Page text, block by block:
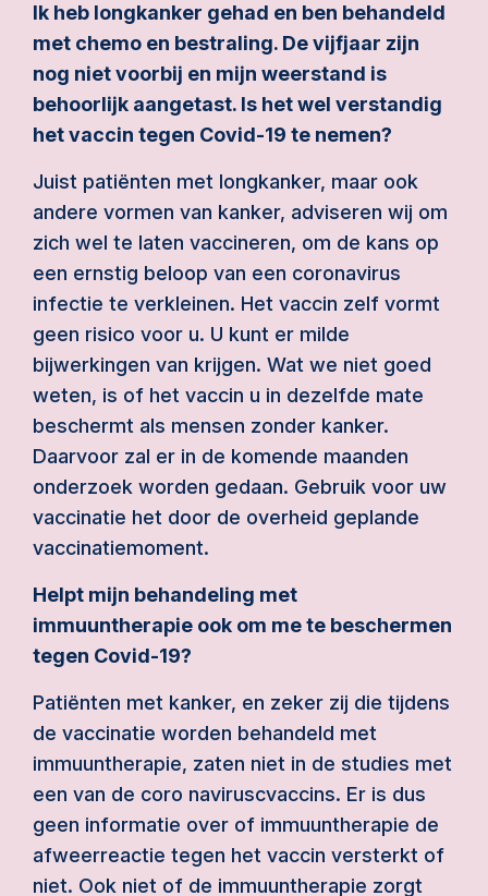
Ik heb longkanker gehad en ben behandeld
met chemo en bestraling. De vijfjaar zijn
nog niet voorbij en mijn weerstand is
behoorlijk aangetast. Is het wel verstandig
het vaccin tegen Covid-19 te nemen?
Juist patiënten met longkanker, maar ook
andere vormen van kanker, adviseren wij om
zich wel te laten vaccineren, om de kans op
een ernstig beloop van een coronavirus
infectie te verkleinen. Het vaccin zelf vormt
geen risico voor u. U kunt er milde
bijwerkingen van krijgen. Wat we niet goed
weten, is of het vaccin u in dezelfde mate
beschermt als mensen zonder kanker.
Daarvoor zal er in de komende maanden
onderzoek worden gedaan. Gebruik voor uw
vaccinatie het door de overheid geplande
vaccinatiemoment.
Helpt mijn behandeling met
immuuntherapie ook om me te beschermen
tegen Covid-19?
Patiënten met kanker, en zeker zij die tijdens
de vaccinatie worden behandeld met
immuuntherapie, zaten niet in de studies met
een van de coro naviruscvaccins. Er is dus
geen informatie over of immuuntherapie de
afweerreactie tegen het vaccin versterkt of
niet. Ook niet of de immuuntherapie zorgt